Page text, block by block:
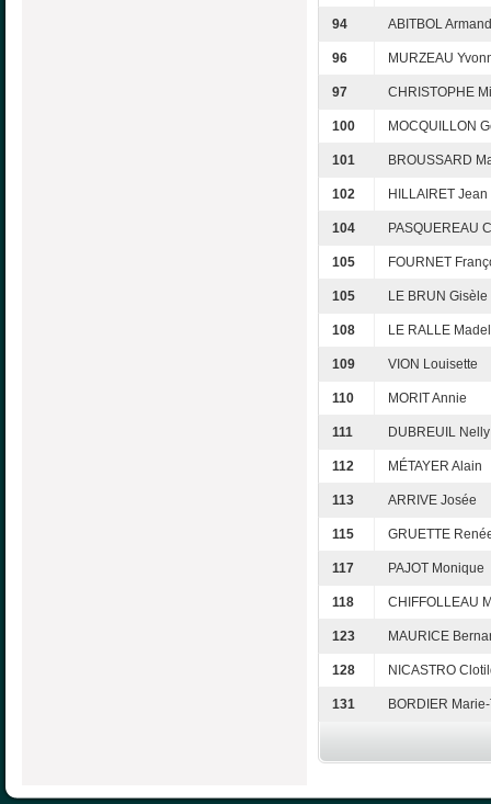
94 ABITBOL Armand
96 MURZEAU
97 CHRISTOPHE
100 MOCQUILLON
101 BROUSSARD
102 HILLAIRET Jean
104 PASQUEREAU
105 FOURNET
105 LE BRUN Gisèle
108 LE RALLE
109 VION Louisette
110 MORIT Annie
111 DUBREUIL Nelly
112 MÉTAYER Alain
113 ARRIVE Josée
115 GRUETTE
117 PAJOT Monique
118 CHIFFOLLEAU
123 MAURICE
128 NICASTRO
131 BORDIER